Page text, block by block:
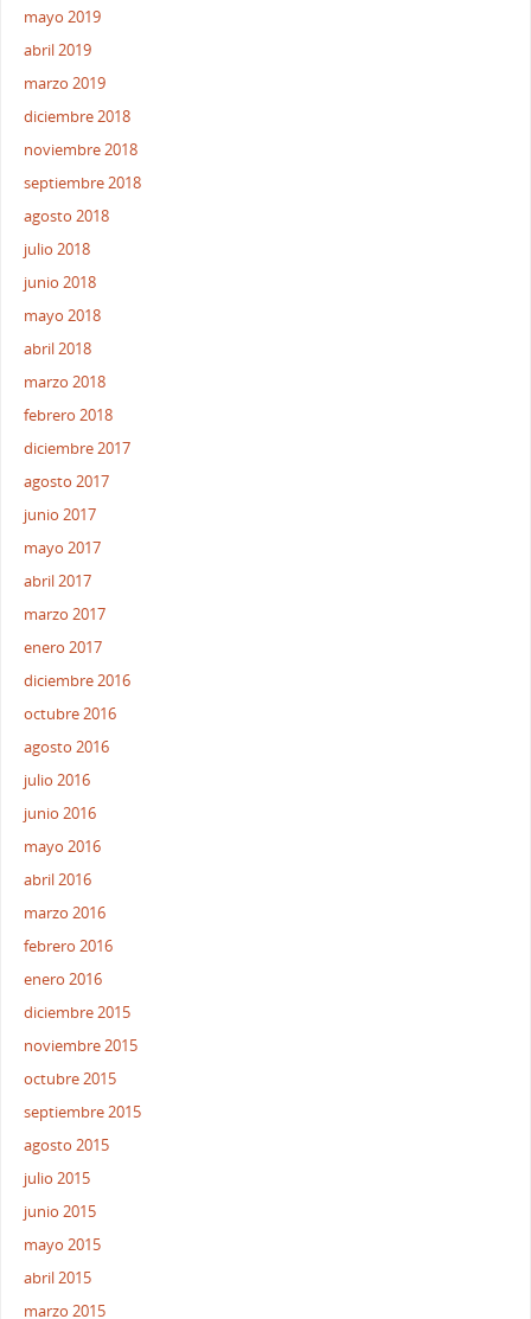
mayo 2019
abril 2019
marzo 2019
diciembre 2018
noviembre 2018
septiembre 2018
agosto 2018
julio 2018
junio 2018
mayo 2018
abril 2018
marzo 2018
febrero 2018
diciembre 2017
agosto 2017
junio 2017
mayo 2017
abril 2017
marzo 2017
enero 2017
diciembre 2016
octubre 2016
agosto 2016
julio 2016
junio 2016
mayo 2016
abril 2016
marzo 2016
febrero 2016
enero 2016
diciembre 2015
noviembre 2015
octubre 2015
septiembre 2015
agosto 2015
julio 2015
junio 2015
mayo 2015
abril 2015
marzo 2015